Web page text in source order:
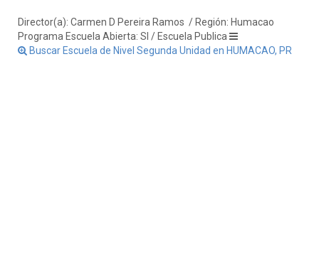
Director(a): Carmen D Pereira Ramos / Región: Humacao
Programa Escuela Abierta: SI / Escuela Publica
Buscar Escuela de Nivel Segunda Unidad en HUMACAO, PR